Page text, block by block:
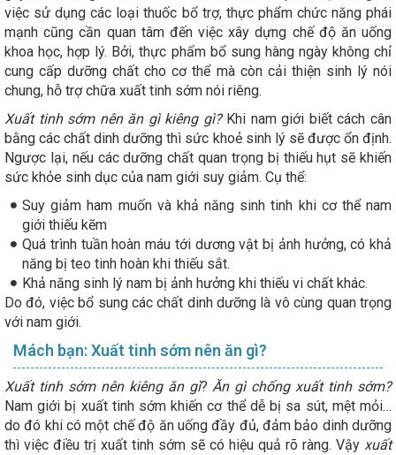
việc sử dụng các loại thuốc bổ trợ, thực phẩm chức năng phái
mạnh cũng cần quan tâm đến việc xây dựng chế độ ăn uống
khoa học, hợp lý. Bởi, thực phẩm bổ sung hàng ngày không chỉ
cung cấp dưỡng chất cho cơ thể mà còn cải thiện sinh lý nói
chung, hỗ trợ chữa xuất tinh sớm nói riêng.
Xuất tinh sớm nên ăn gì kiêng gì?Khi nam giới biết cách cân
bằng các chất dinh dưỡng thì sức khoẻ sinh lý sẽ được ổn định.
Ngược lại, nếu các dưỡng chất quan trọng bị thiếu hụt sẽ khiến
sức khỏe sinh dục của nam giới suy giảm. Cụ thể:
Suy giảm ham muốn và khả năng sinh tinh khi cơ thể nam
giới thiếu kẽm
Quá trình tuần hoàn máu tới dương vật bị ảnh hưởng, có khả
năng bị teo tinh hoàn khi thiếu sắt.
Khả năng sinh lý nam bị ảnh hưởng khi thiếu vi chất khác.
Do đó, việc bổ sung các chất dinh dưỡng là vô cùng quan trọng
với nam giới.
Mách bạn: Xuất tinh sớm nên ăn gì?
Xuất tinh sớm nên kiêng ăn gì?Ăn gì chống xuất tinh sớm?
Nam giới bị xuất tinh sớm khiến cơ thể dễ bị sa sút, mệt mỏi…
do đó khi có một chế độ ăn uống đầy đủ, đảm bảo dinh dưỡng
thì việc điều trị xuất tinh sớm sẽ có hiệu quả rõ ràng. Vậy xuất